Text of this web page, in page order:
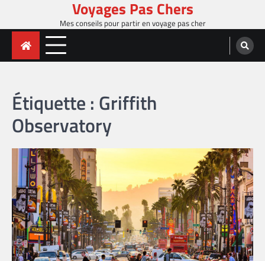
content
Voyages Pas Chers
Mes conseils pour partir en voyage pas cher
Étiquette : Griffith
Observatory